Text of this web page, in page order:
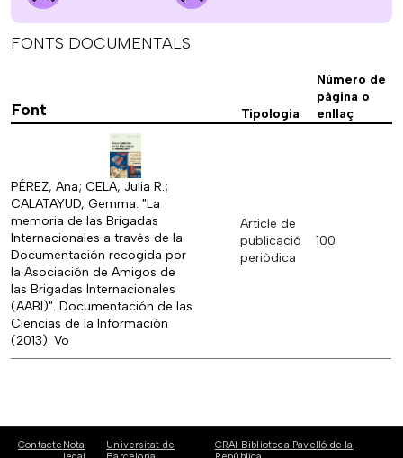
FONTS DOCUMENTALS
Font Tipologia
Número de
pàgina o
enllaç
PÉREZ, Ana; CELA, Julia R.;
CALATAYUD, Gemma. "La
memoria de las Brigadas
Internacionales a través de la
Documentación recogida por
la Asociación de Amigos de
las Brigadas Internacionales
(AABI)". Documentación de las
Ciencias de la Información
(2013). Vo
Article de
publicació
periòdica
100
Contacte Nota
Universitat de
CRAI Biblioteca Pavelló de la